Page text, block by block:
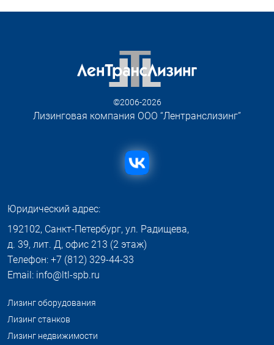
©2006-2026
Лизинговая компания ООО “Лентранслизинг”
Юридический адрес:
192102, Санкт-Петербург, ул. Радищева,
д. 39, лит. Д, офис 213 (2 этаж)
Телефон: +7 (812) 329-44-33
Email: info@ltl-spb.ru
Лизинг оборудования
Лизинг станков
Лизинг недвижимости